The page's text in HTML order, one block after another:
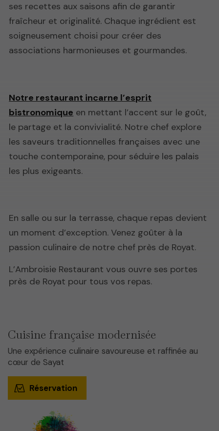
ses recettes aux saisons afin de garantir
fraîcheur et originalité. Chaque ingrédient est
soigneusement choisi pour créer des
associations harmonieuses et gourmandes.
Notre restaurant incarne l’esprit
bistronomique en mettant l’accent sur le goût,
le partage et la convivialité. Notre chef explore
les saveurs traditionnelles françaises avec une
touche contemporaine, pour séduire les palais
les plus exigeants.
En salle ou sur la terrasse, chaque repas devient
un moment d’exception. Venez goûter à la
passion culinaire de notre chef près de Royat.
L’Ambroisie Restaurant vous ouvre ses portes
près de Royat pour tous vos repas.
Cuisine française modernisée
Une expérience culinaire savoureuse et raffinée au
cœur de Sayat
Réservation